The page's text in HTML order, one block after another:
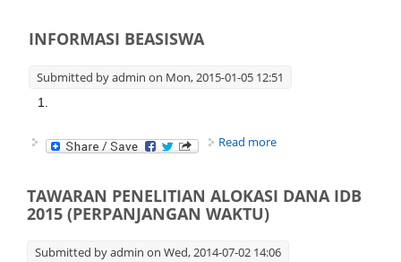
INFORMASI BEASISWA
Submitted byadmin on Mon, 2015-01-05 12:51
1.
Read more
TAWARAN PENELITIAN ALOKASI DANA IDB
2015 (PERPANJANGAN WAKTU)
Submitted byadmin on Wed, 2014-07-02 14:06